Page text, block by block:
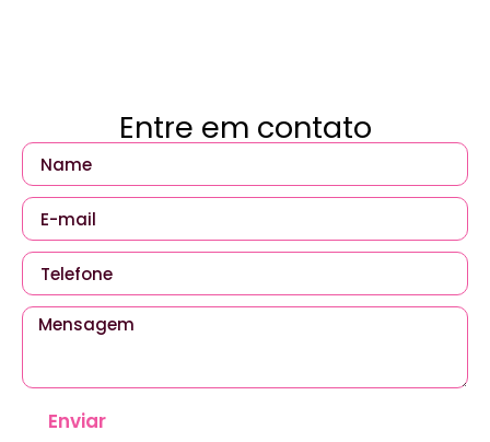
Entre em contato
Enviar